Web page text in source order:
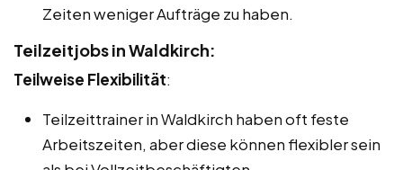
Zeiten weniger Aufträge zu haben.
Teilzeitjobs in Waldkirch:
Teilweise Flexibilität:
Teilzeittrainer in Waldkirch haben oft feste
Arbeitszeiten, aber diese können flexibler sein